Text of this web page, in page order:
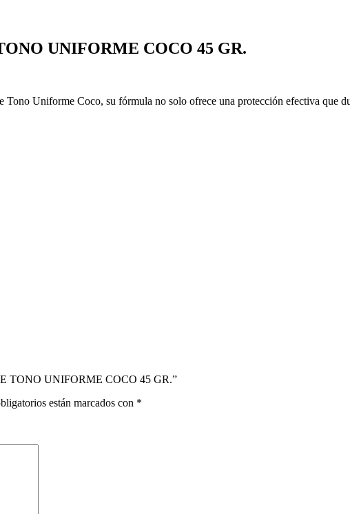
UNIFORME COCO 45 GR.
Uniforme Coco, su fórmula no solo ofrece una protección efectiva que
TONO UNIFORME COCO 45 GR.”
están marcados con *